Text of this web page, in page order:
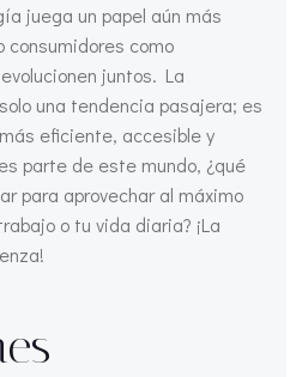
juega un papel aún más
como
juntos. La
una tendencia pasajera; es
eficiente, accesible y
parte de este mundo, ¿qué
para aprovechar al máximo
o tu vida diaria? ¡La